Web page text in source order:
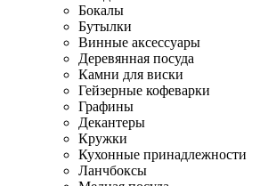
Бокалы
Бутылки
Винные аксессуары
Деревянная посуда
Камни для виски
Гейзерные кофеварки
Графины
Декантеры
Кружки
Кухонные принадлежности
Ланчбоксы